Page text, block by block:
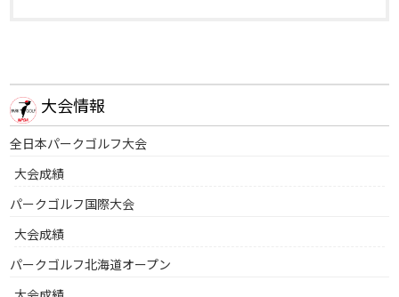
大会情報
全日本パークゴルフ大会
大会成績
パークゴルフ国際大会
大会成績
パークゴルフ北海道オープン